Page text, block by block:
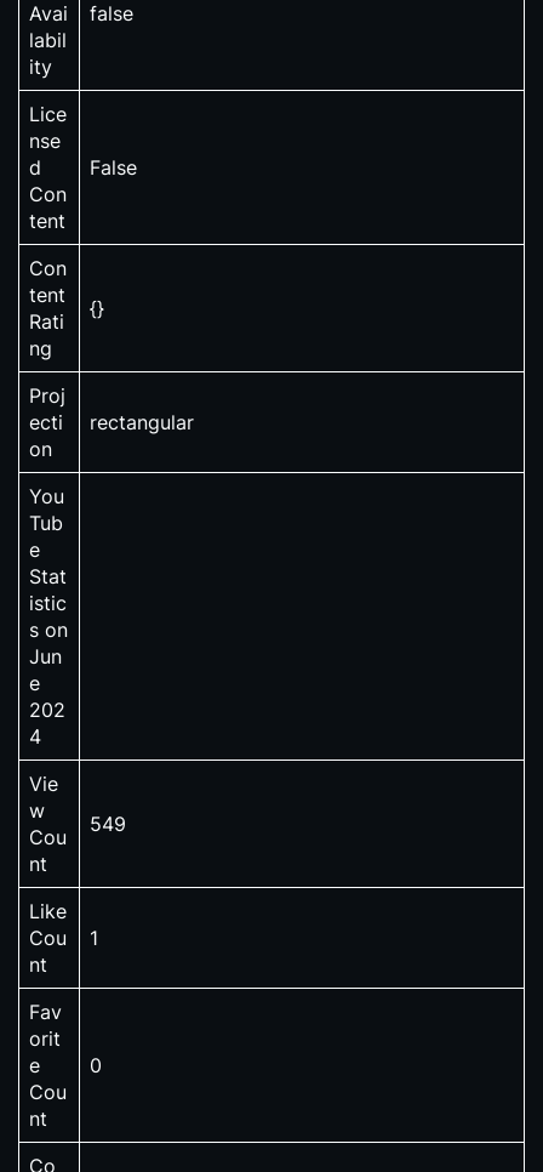
Avai
labil
ity
false
Lice
nse
d
Con
tent
False
Con
tent
Rati
ng
{}
Proj
ecti
on
rectangular
You
Tub
e
Stat
istic
s on
Jun
e
202
4
Vie
w
Cou
nt
549
Like
Cou
nt
1
Fav
orit
e
Cou
nt
0
Co